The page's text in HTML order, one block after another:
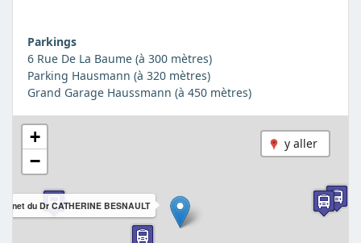
Parkings
6 Rue De La Baume (à 300 mètres)
Parking Hausmann (à 320 mètres)
Grand Garage Haussmann (à 450 mètres)
y aller
du Dr CATHERINE BESNAULT
+
−